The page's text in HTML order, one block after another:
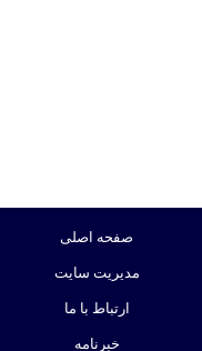
صفحه اصلی
مدیریت سایت
ارتباط با ما
خبرنامه